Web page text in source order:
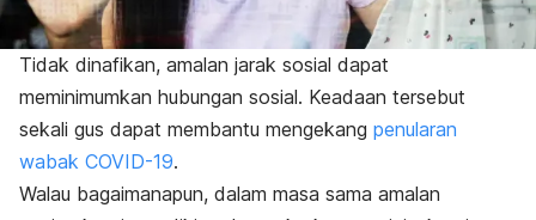
Tidak dinafikan, amalan jarak sosial dapat
meminimumkan hubungan sosial. Keadaan tersebut
sekali gus dapat membantu mengekang penularan
wabak COVID-19.
Walau bagaimanapun, dalam masa sama amalan